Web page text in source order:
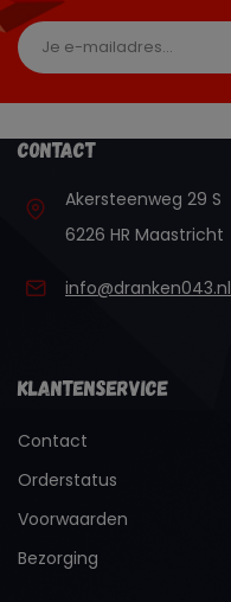
Contact
Akersteenweg 29 S
6226 HR Maastricht
info@dranken043.nl
Klantenservice
Contact
Orderstatus
Voorwaarden
Bezorging